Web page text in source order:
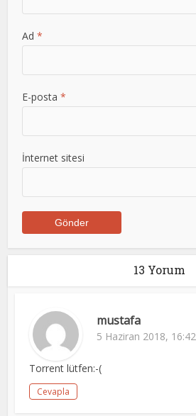
Ad*
E-posta*
İnternet sitesi
13 Yorum
mustafa
5 Haziran 2018, 16:42
Torrent lütfen:-(
Cevapla